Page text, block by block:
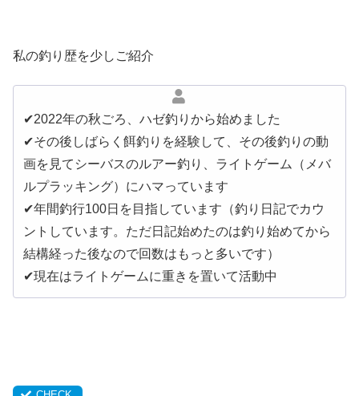
私の釣り歴を少しご紹介
✔︎2022年の秋ごろ、ハゼ釣りから始めました
✔︎その後しばらく餌釣りを経験して、その後釣りの動
画を見てシーバスのルアー釣り、ライトゲーム（メバ
ルプラッキング）にハマっています
✔︎年間釣行100日を目指しています（釣り日記でカウ
ントしています。ただ日記始めたのは釣り始めてから
結構経った後なので回数はもっと多いです）
✔︎現在はライトゲームに重きを置いて活動中